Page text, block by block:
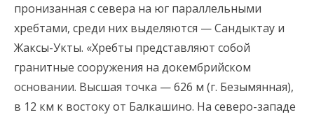
пронизанная с севера на юг параллельными
хребтами, среди них выделяются — Сандыктау и
Жаксы-Укты. «Хребты представляют собой
гранитные сооружения на докембрийском
основании. Высшая точка — 626 м (г. Безымянная),
в 12 км к востоку от Балкашино. На северо-западе